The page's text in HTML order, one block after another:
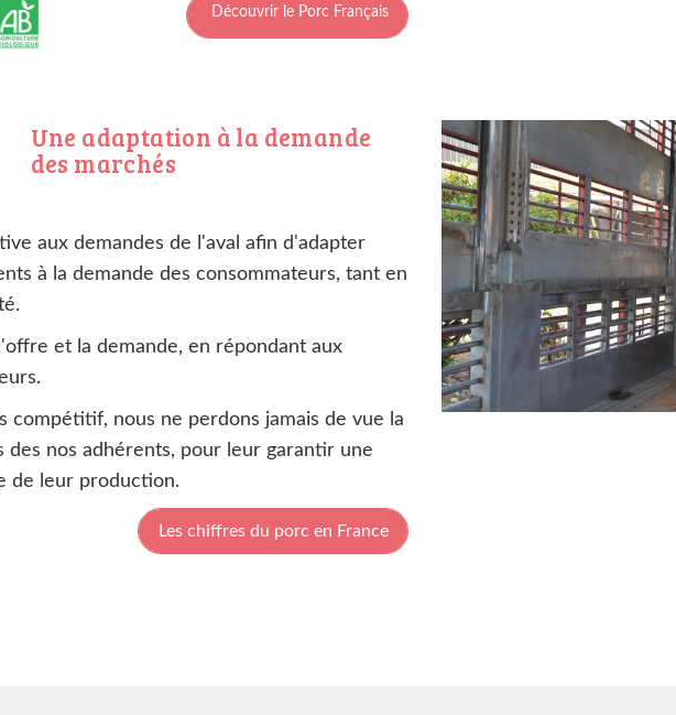
Découvrir le Porc Français
Une adaptation à la demande
des marchés
aux demandes de l'aval afin d'adapter
à la demande des consommateurs, tant en
et la demande, en répondant aux
compétitif, nous ne perdons jamais de vue la
des nos adhérents, pour leur garantir une
de leur production.
Les chiffres du porc en France